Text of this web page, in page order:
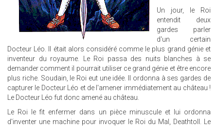
Un jour, le Roi
entendit deux
gardes parler
d'un certain
Docteur Léo. Il était alors considéré comme le plus grand génie et
inventeur du royaume. Le Roi passa des nuits blanches à se
demander comment il pourrait utiliser ce grand génie et être encore
plus riche. Soudain, le Roi eut une idée. Il ordonna à ses gardes de
capturer le Docteur Léo et de l'amener immédiatement au château !
Le Docteur Léo fut donc amené au château.
Le Roi le fit enfermer dans un pièce minuscule et lui ordonna
d'inventer une machine pour invoquer le Roi du Mal, Deathtoll. Le